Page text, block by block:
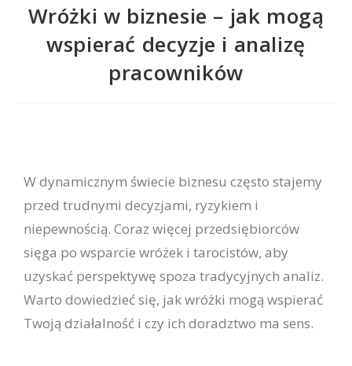
Wróżki w biznesie – jak mogą
wspierać decyzje i analizę
pracowników
W dynamicznym świecie biznesu często stajemy
przed trudnymi decyzjami, ryzykiem i
niepewnością. Coraz więcej przedsiębiorców
sięga po wsparcie wróżek i tarocistów, aby
uzyskać perspektywę spoza tradycyjnych analiz.
Warto dowiedzieć się, jak wróżki mogą wspierać
Twoją działalność i czy ich doradztwo ma sens.